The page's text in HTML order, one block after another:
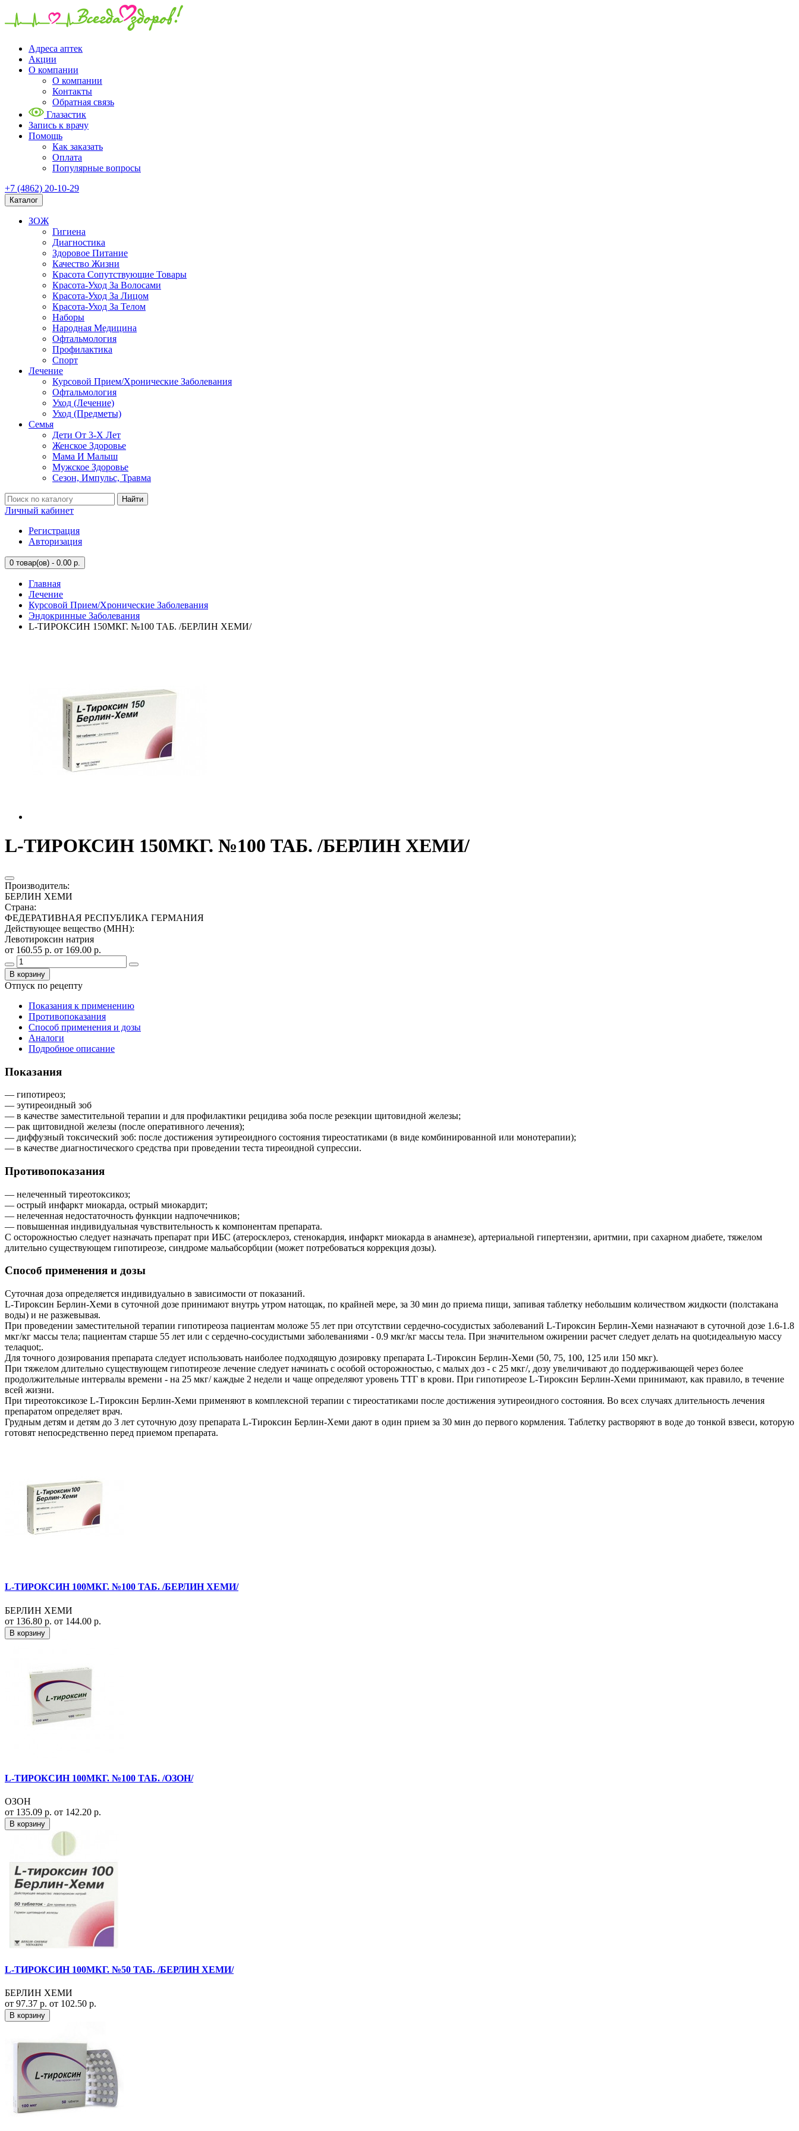
Адреса аптек
Акции
О компании
О компании
Контакты
Обратная связь
Глазастик
Запись к врачу
Помощь
Как заказать
Оплата
Популярные вопросы
+7 (4862) 20-10-29
Каталог
ЗОЖ
Гигиена
Диагностика
Здоровое Питание
Качество Жизни
Красота Сопутствующие Товары
Красота-Уход За Волосами
Красота-Уход За Лицом
Красота-Уход За Телом
Наборы
Народная Медицина
Офтальмология
Профилактика
Спорт
Лечение
Курсовой Прием/Хронические Заболевания
Офтальмология
Уход (Лечение)
Уход (Предметы)
Семья
Дети От 3-Х Лет
Женское Здоровье
Мама И Малыш
Мужское Здоровье
Сезон, Импульс, Травма
Найти
Личный кабинет
Регистрация
Авторизация
0 товар(ов) - 0.00 р.
Главная
Лечение
Курсовой Прием/Хронические Заболевания
Эндокринные Заболевания
L-ТИРОКСИН 150МКГ. №100 ТАБ. /БЕРЛИН ХЕМИ/
L-ТИРОКСИН 150МКГ. №100 ТАБ. /БЕРЛИН ХЕМИ/
Производитель:
БЕРЛИН ХЕМИ
Страна:
ФЕДЕРАТИВНАЯ РЕСПУБЛИКА ГЕРМАНИЯ
Действующее вещество (МНН):
Левотироксин натрия
от 160.55 р. от 169.00 р.
В корзину
Отпуск по рецепту
Показания к применению
Противопоказания
Способ применения и дозы
Аналоги
Подробное описание
Показания
— гипотиреоз;
— эутиреоидный зоб
— в качестве заместительной терапии и для профилактики рецидива зоба после резекции щитовидной железы;
— рак щитовидной железы (после оперативного лечения);
— диффузный токсический зоб: после достижения эутиреоидного состояния тиреостатиками (в виде комбинированной или монотерапии);
— в качестве диагностического средства при проведении теста тиреоидной супрессии.
Противопоказания
— нелеченный тиреотоксикоз;
— острый инфаркт миокарда, острый миокардит;
— нелеченная недостаточность функции надпочечников;
— повышенная индивидуальная чувствительность к компонентам препарата.
С осторожностью следует назначать препарат при ИБС (атеросклероз, стенокардия, инфаркт миокарда в анамнезе), артериальной гипертензии, аритмии, при сахарном диабете, тяжелом
длительно существующем гипотиреозе, синдроме мальабсорбции (может потребоваться коррекция дозы).
Способ применения и дозы
Суточная доза определяется индивидуально в зависимости от показаний.
L-Тироксин Берлин-Хеми в суточной дозе принимают внутрь утром натощак, по крайней мере, за 30 мин до приема пищи, запивая таблетку небольшим количеством жидкости (полстакана
воды) и не разжевывая.
При проведении заместительной терапии гипотиреоза пациентам моложе 55 лет при отсутствии сердечно-сосудистых заболеваний L-Тироксин Берлин-Хеми назначают в суточной дозе 1.6-1.8
мкг/кг массы тела; пациентам старше 55 лет или с сердечно-сосудистыми заболеваниями - 0.9 мкг/кг массы тела. При значительном ожирении расчет следует делать на quot;идеальную массу
телаquot;.
Для точного дозирования препарата следует использовать наиболее подходящую дозировку препарата L-Тироксин Берлин-Хеми (50, 75, 100, 125 или 150 мкг).
При тяжелом длительно существующем гипотиреозе лечение следует начинать с особой осторожностью, с малых доз - с 25 мкг/, дозу увеличивают до поддерживающей через более
продолжительные интервалы времени - на 25 мкг/ каждые 2 недели и чаще определяют уровень ТТГ в крови. При гипотиреозе L-Тироксин Берлин-Хеми принимают, как правило, в течение
всей жизни.
При тиреотоксикозе L-Тироксин Берлин-Хеми применяют в комплексной терапии с тиреостатиками после достижения эутиреоидного состояния. Во всех случаях длительность лечения
препаратом определяет врач.
Грудным детям и детям до 3 лет суточную дозу препарата L-Тироксин Берлин-Хеми дают в один прием за 30 мин до первого кормления. Таблетку растворяют в воде до тонкой взвеси, которую
готовят непосредственно перед приемом препарата.
L-ТИРОКСИН 100МКГ. №100 ТАБ. /БЕРЛИН ХЕМИ/
БЕРЛИН ХЕМИ
от 136.80 р. от 144.00 р.
В корзину
L-ТИРОКСИН 100МКГ. №100 ТАБ. /ОЗОН/
ОЗОН
от 135.09 р. от 142.20 р.
В корзину
L-ТИРОКСИН 100МКГ. №50 ТАБ. /БЕРЛИН ХЕМИ/
БЕРЛИН ХЕМИ
от 97.37 р. от 102.50 р.
В корзину